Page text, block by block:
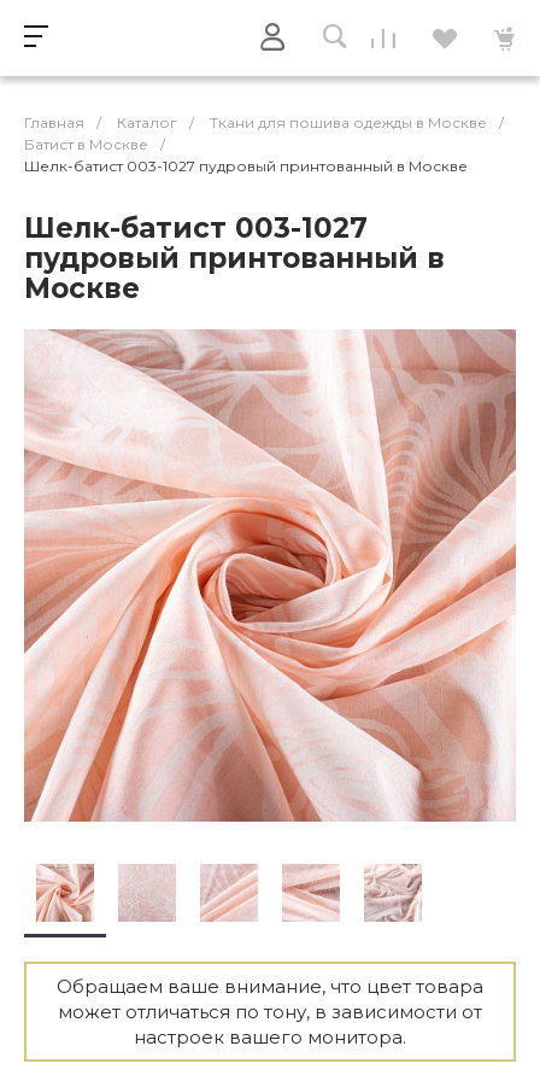
Главная / Каталог / Ткани для пошива одежды в Москве
/
Батист в Москве
/
Шелк-батист 003-1027 пудровый принтованный в Москве
Шелк-батист 003-1027
пудровый принтованный в
Москве
Обращаем ваше внимание, что цвет товара
может отличаться по тону, в зависимости от
настроек вашего монитора.